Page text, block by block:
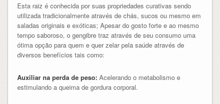
Esta raiz é conhecida por suas propriedades curativas sendo
utilizada tradicionalmente através de chás, sucos ou mesmo em
saladas originais e exóticas; Apesar do gosto forte e ao mesmo
tempo saboroso, o gengibre traz através de seu consumo uma
ótima opção para quem e quer zelar pela saúde através de
diversos benefícios tais como:
Auxiliar na perda de peso:Acelerando o metabolismo e
estimulando a queima de gordura corporal.